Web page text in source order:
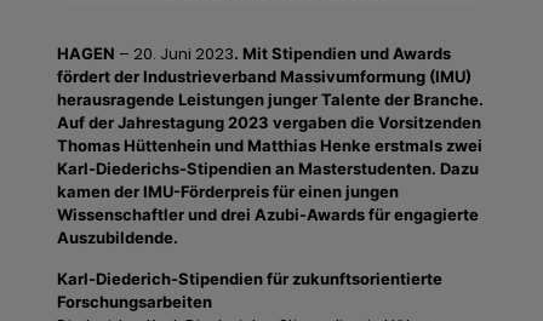
HAGEN – 20. Juni 2023. Mit Stipendien und Awards
fördert der Industrieverband Massivumformung (IMU)
herausragende Leistungen junger Talente der Branche.
Auf der Jahrestagung 2023 vergaben die Vorsitzenden
Thomas Hüttenhein und Matthias Henke erstmals zwei
Karl-Diederichs-Stipendien an Masterstudenten. Dazu
kamen der IMU-Förderpreis für einen jungen
Wissenschaftler und drei Azubi-Awards für engagierte
Auszubildende.
Karl-Diederich-Stipendien für zukunftsorientierte
Forschungsarbeiten